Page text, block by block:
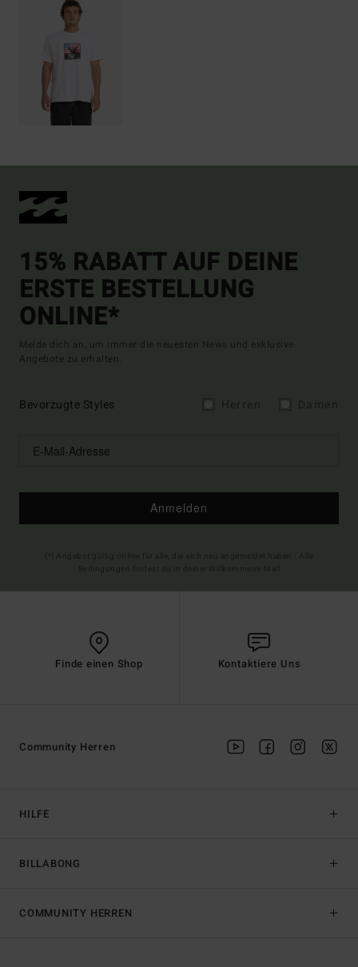
15% RABATT AUF DEINE
ERSTE BESTELLUNG
ONLINE*
Melde dich an, um immer die neuesten News und exklusive
Angebote zu erhalten.
Bevorzugte Styles
Anmelden
Finde einen Shop Kontaktiere Uns
HILFE
BILLABONG
Community Herren
COMMUNITY HERREN